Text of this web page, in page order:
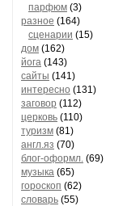
парфюм (3)
разное (164)
сценарии (15)
дом (162)
йога (143)
сайты (141)
интересно (131)
заговор (112)
церковь (110)
туризм (81)
англ.яз (70)
блог-оформл. (69)
музыка (65)
гороскоп (62)
словарь (55)